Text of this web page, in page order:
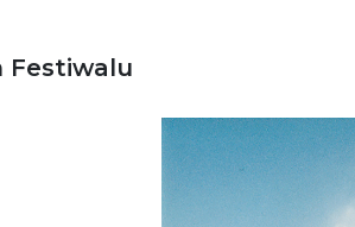
Festiwalu